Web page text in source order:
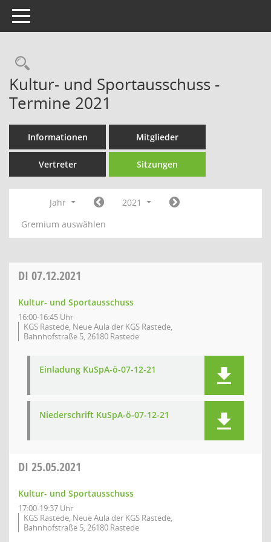
Toggle navigation
Rechercheauswahl
Kultur- und Sportausschuss -
Termine 2021
Informationen Mitglieder
Vertreter Sitzungen
Jahr
2021
Gremium auswählen
DI 07.12.2021
Kultur- und Sportausschuss
16:00-16:45 Uhr
KGS Rastede, Neue Aula der KGS Rastede,
Bahnhofstraße 5, 26180 Rastede
Einladung KuSpA-ö-07-12-21
Niederschrift KuSpA-ö-07-12-21
DI 25.05.2021
Kultur- und Sportausschuss
17:00-19:37 Uhr
KGS Rastede, Neue Aula der KGS Rastede,
Bahnhofstraße 5, 26180 Rastede